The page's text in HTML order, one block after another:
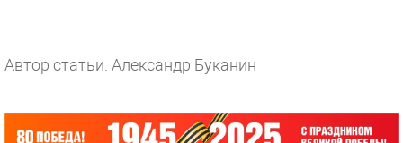
Автор статьи: Александр Буканин